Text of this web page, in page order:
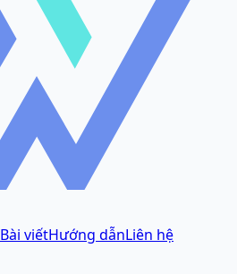
Bài viếtHướng dẫnLiên hệ